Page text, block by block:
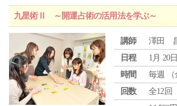
九星術Ⅱ ～開運占術の活用法を学ぶ～
講師
澤田
日程
1月 20
時間
毎週 （
回数
全12回